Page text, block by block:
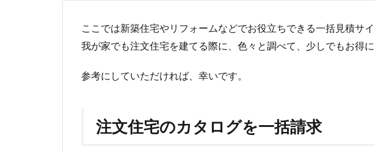
ここでは新築住宅やリフォームなどでお役立ちできる一括見積サ
我が家でも注文住宅を建てる際に、色々と調べて、少しでもお得
参考にしていただければ、幸いです。
注文住宅のカタログを一括請求